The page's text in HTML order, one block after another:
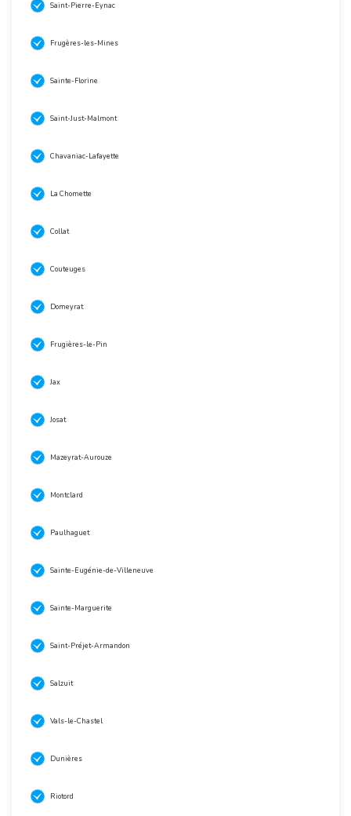
Saint-Pierre-Eynac
Frugères-les-Mines
Sainte-Florine
Saint-Just-Malmont
Chavaniac-Lafayette
La Chomette
Collat
Couteuges
Domeyrat
Frugières-le-Pin
Jax
Josat
Mazeyrat-Aurouze
Montclard
Paulhaguet
Sainte-Eugénie-de-Villeneuve
Sainte-Marguerite
Saint-Préjet-Armandon
Salzuit
Vals-le-Chastel
Dunières
Riotord